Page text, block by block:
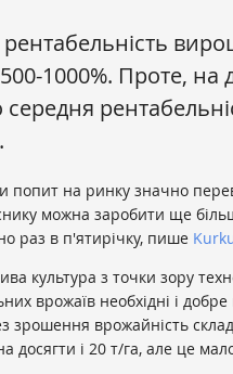
1000%. Проте, на
попит на ринку значно
можна заробити ще
раз в п'ятирічку, пише
культура з точки зору
врожаїв необхідні і добре
зрошення врожайність
досягти і 20 т/га, але це